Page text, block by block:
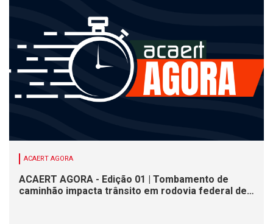
ACAERT AGORA
ACAERT AGORA - Edição 01 | Tombamento de
caminhão impacta trânsito em rodovia federal de